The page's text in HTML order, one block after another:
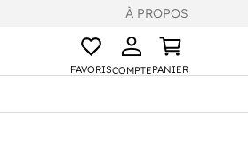
À PROPOS
FAVORISCOMPTEPANIER